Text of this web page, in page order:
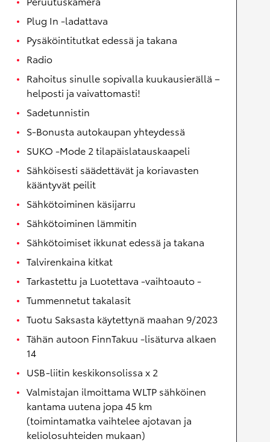
Plug In -ladattava
Pysäköintitutkat edessä ja takana
Radio
Rahoitus sinulle sopivalla kuukausierällä –
helposti ja vaivattomasti!
Sadetunnistin
S-Bonusta autokaupan yhteydessä
SUKO -Mode 2 tilapäislatauskaapeli
Sähköisesti säädettävät ja koriavasten
kääntyvät peilit
Sähkötoiminen käsijarru
Sähkötoiminen lämmitin
Sähkötoimiset ikkunat edessä ja takana
Talvirenkaina kitkat
Tarkastettu ja Luotettava -vaihtoauto -
Tummennetut takalasit
Tuotu Saksasta käytettynä maahan 9/2023
Tähän autoon FinnTakuu -lisäturva alkaen
14
USB-liitin keskikonsolissa x 2
Valmistajan ilmoittama WLTP sähköinen
kantama uutena jopa 45 km
(toimintamatka vaihtelee ajotavan ja
keliolosuhteiden mukaan)